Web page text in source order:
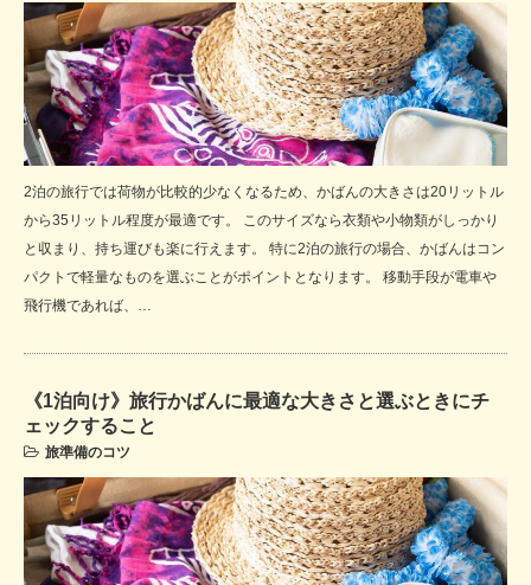
2泊の旅行では荷物が比較的少なくなるため、かばんの大きさは20リットル
から35リットル程度が最適です。 このサイズなら衣類や小物類がしっかり
と収まり、持ち運びも楽に行えます。 特に2泊の旅行の場合、かばんはコン
パクトで軽量なものを選ぶことがポイントとなります。 移動手段が電車や
飛行機であれば、…
《1泊向け》旅行かばんに最適な大きさと選ぶときにチ
ェックすること
旅準備のコツ